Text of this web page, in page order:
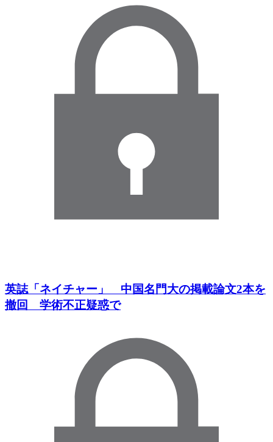
英誌「ネイチャー」 中国名門大の掲載論文2本を
撤回 学術不正疑惑で